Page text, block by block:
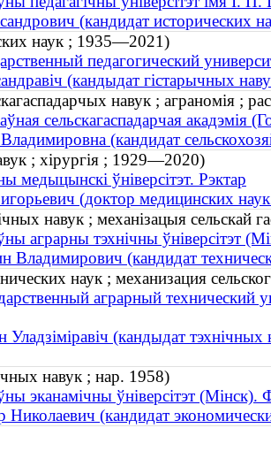
(кандидат исторических
наук ; 1935—2021)
педагогический
(кандыдат гістарычных
навук ; аграномія ;
сельскагаспадарчая акадэмія
(кандидат
; хірургія ; 1929—2020)
медыцынскі ўніверсітэт. Рэктар
(доктор медицинских
навук ; механізацыя сельскай
аграрны тэхнічны ўніверсітэт
Владимирович (кандидат
наук ; механизация
аграрный технический
(кандыдат
навук ; нар. 1958)
эканамічны ўніверсітэт (Мінск).
Николаевич (кандидат